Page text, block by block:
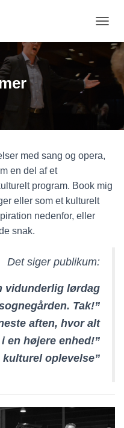
K
V
T
N
med sang og opera,
en del af et
program. Book mig
eller som et kulturelt
nedenfor, eller
snak.
Det siger publikum:
vidunderlig lørdag
Tak!”
aften, hvor alt
en højere enhed!”
kulturel oplevelse”